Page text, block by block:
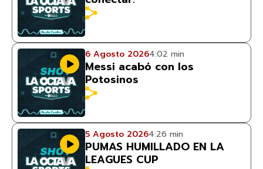
6 Agosto 20264:02 min
Messi acabó con los
Potosinos
5 Agosto 20264:26 min
PUMAS HUMILLADO EN LA
LEAGUES CUP